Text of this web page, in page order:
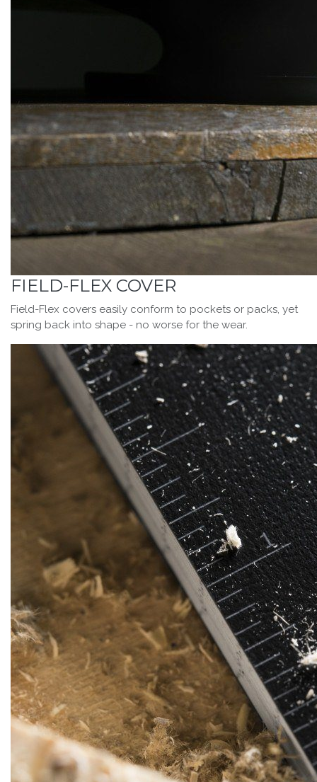
FIELD-FLEX COVER
Field-Flex covers easily conform to pockets or packs, yet
spring back into shape - no worse for the wear.